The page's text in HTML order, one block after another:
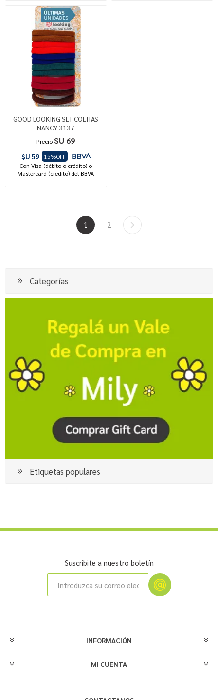
GOOD LOOKING SET COLITAS
NANCY 3137
Precio $U 69
$U 59
15%OFF
Con Visa (débito o crédito) o
Mastercard (credito) del BBVA
1 2
Categorías
Etiquetas populares
Suscribite a nuestro boletín
INFORMACIÓN
MI CUENTA